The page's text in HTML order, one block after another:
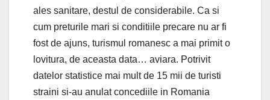
ales sanitare, destul de considerabile. Ca si
cum preturile mari si conditiile precare nu ar fi
fost de ajuns, turismul romanesc a mai primit o
lovitura, de aceasta data… aviara. Potrivit
datelor statistice mai mult de 15 mii de turisti
straini si-au anulat concediile in Romania